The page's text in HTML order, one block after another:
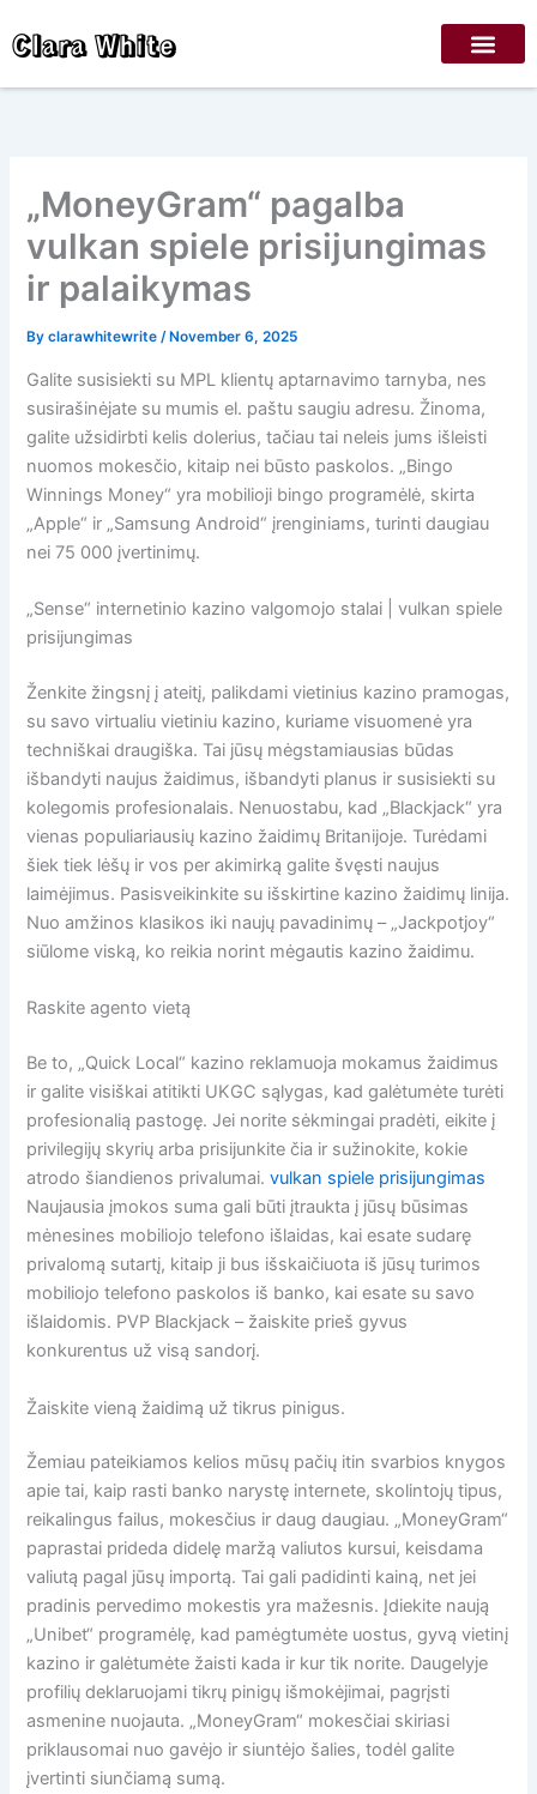
toClara White
„MoneyGram“ pagalba
vulkan spiele prisijungimas
ir palaikymas
Byclarawhitewrite/ November 6, 2025
Galite susisiekti su MPL klientų aptarnavimo tarnyba, nes
susirašinėjate su mumis el. paštu saugiu adresu. Žinoma,
galite užsidirbti kelis dolerius, tačiau tai neleis jums išleisti
nuomos mokesčio, kitaip nei būsto paskolos. „Bingo
Winnings Money“ yra mobilioji bingo programėlė, skirta
„Apple“ ir „Samsung Android“ įrenginiams, turinti daugiau
nei 75 000 įvertinimų.
„Sense“ internetinio kazino valgomojo stalai | vulkan spiele
prisijungimas
Ženkite žingsnį į ateitį, palikdami vietinius kazino pramogas,
su savo virtualiu vietiniu kazino, kuriame visuomenė yra
techniškai draugiška. Tai jūsų mėgstamiausias būdas
išbandyti naujus žaidimus, išbandyti planus ir susisiekti su
kolegomis profesionalais. Nenuostabu, kad „Blackjack“ yra
vienas populiariausių kazino žaidimų Britanijoje. Turėdami
šiek tiek lėšų ir vos per akimirką galite švęsti naujus
laimėjimus. Pasisveikinkite su išskirtine kazino žaidimų linija.
Nuo amžinos klasikos iki naujų pavadinimų – „Jackpotjoy“
siūlome viską, ko reikia norint mėgautis kazino žaidimu.
Raskite agento vietą
Be to, „Quick Local“ kazino reklamuoja mokamus žaidimus
ir galite visiškai atitikti UKGC sąlygas, kad galėtumėte turėti
profesionalią pastogę. Jei norite sėkmingai pradėti, eikite į
privilegijų skyrių arba prisijunkite čia ir sužinokite, kokie
atrodo šiandienos privalumai.vulkan spiele prisijungimas
Naujausia įmokos suma gali būti įtraukta į jūsų būsimas
mėnesines mobiliojo telefono išlaidas, kai esate sudarę
privalomą sutartį, kitaip ji bus išskaičiuota iš jūsų turimos
mobiliojo telefono paskolos iš banko, kai esate su savo
išlaidomis. PVP Blackjack – žaiskite prieš gyvus
konkurentus už visą sandorį.
Žaiskite vieną žaidimą už tikrus pinigus.
Žemiau pateikiamos kelios mūsų pačių itin svarbios knygos
apie tai, kaip rasti banko narystę internete, skolintojų tipus,
reikalingus failus, mokesčius ir daug daugiau. „MoneyGram“
paprastai prideda didelę maržą valiutos kursui, keisdama
valiutą pagal jūsų importą. Tai gali padidinti kainą, net jei
pradinis pervedimo mokestis yra mažesnis. Įdiekite naują
„Unibet“ programėlę, kad pamėgtumėte uostus, gyvą vietinį
kazino ir galėtumėte žaisti kada ir kur tik norite. Daugelyje
profilių deklaruojami tikrų pinigų išmokėjimai, pagrįsti
asmenine nuojauta. „MoneyGram“ mokesčiai skiriasi
priklausomai nuo gavėjo ir siuntėjo šalies, todėl galite
įvertinti siunčiamą sumą.